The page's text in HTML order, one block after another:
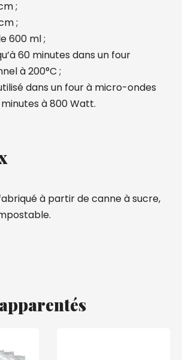
;
;
600 ml ;
60 minutes dans un four
à 200°C ;
dans un four à micro-ondes
à 800 Watt.
à partir de canne à sucre,